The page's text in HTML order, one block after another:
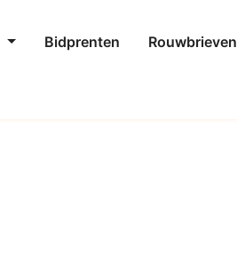
Bidprenten Rouwbrieven